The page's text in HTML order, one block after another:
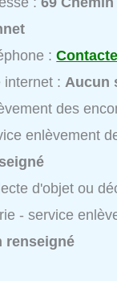
:
internet :Aucun
des
enlèvement
d'objet ou
- service
renseigné